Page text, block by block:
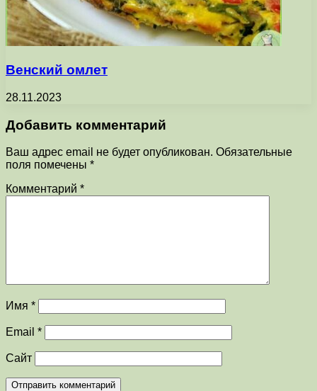
Венский омлет
28.11.2023
Добавить комментарий
Ваш адрес email не будет опубликован. Обязательные
поля помечены *
Комментарий *
Имя *
Email *
Сайт